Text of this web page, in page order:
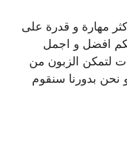
مهارة و قدرة على
افضل و اجمل
لتمكن الزبون من
و نحن بدورنا سنقوم